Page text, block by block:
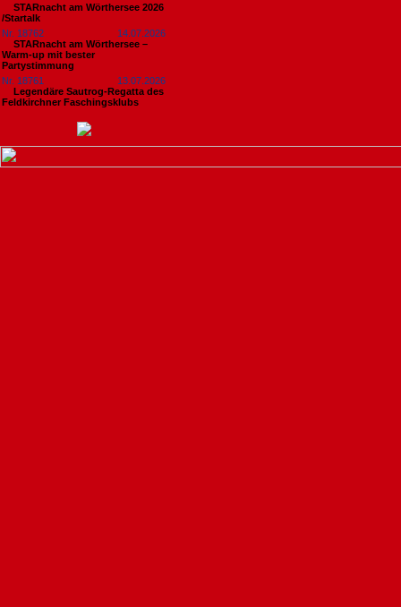
STARnacht am Wörthersee 2026
/Startalk
Nr. 18762
14.07.2026
STARnacht am Wörthersee –
Warm-up mit bester
Partystimmung
Nr. 18761
13.07.2026
Legendäre Sautrog-Regatta des
Feldkirchner Faschingsklubs